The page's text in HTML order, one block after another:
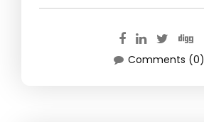
Comments (0)